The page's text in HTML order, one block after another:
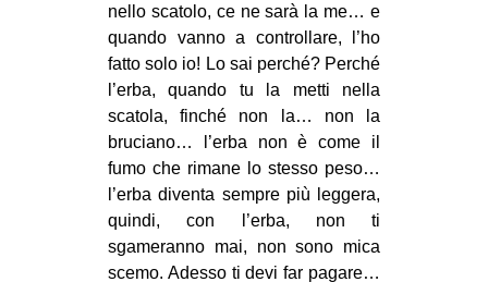
REPRESSIONE
STUDENTI
CULTURE
ARTE
CINEMA
MANIFESTI
MUSICA
nello scatolo, ce ne sarà la me… e
quando vanno a controllare, l’ho
fatto solo io! Lo sai perché? Perché
l’erba, quando tu la metti nella
scatola, finché non la… non la
bruciano… l’erba non è come il
fumo che rimane lo stesso peso…
l’erba diventa sempre più leggera,
quindi, con l’erba, non ti
sgameranno mai, non sono mica
scemo. Adesso ti devi far pagare…